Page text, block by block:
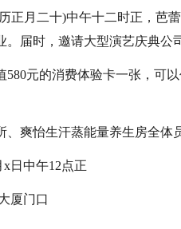
正月二十)中午十二时正，芭
。届时，邀请大型演艺庆典公
580元的消费体验卡一张，可
、爽怡生汗蒸能量养生房全体
日中午12点正
厦门口